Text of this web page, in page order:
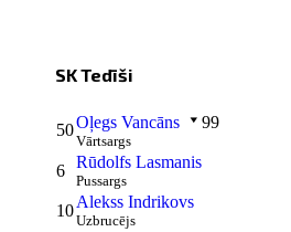
SK Tedīši
50Oļegs Vancāns 99
Vārtsargs
6 Rūdolfs Lasmanis
Pussargs
10Alekss Indrikovs
Uzbrucējs